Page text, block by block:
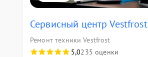
Сервисный центр Vestfrost
Ремонт техники Vestfrost
5,0235 оценки